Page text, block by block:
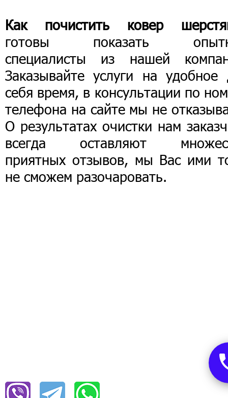
Как почистить ковер
готовы показать
специалисты из нашей
Заказывайте услуги на удобное
себя время, в консультации по
телефона на сайте мы не
О результатах очистки нам
всегда оставляют
приятных отзывов, мы Вас ими
не сможем разочаровать.